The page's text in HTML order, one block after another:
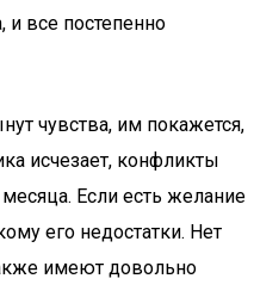
и все постепенно
чувства, им покажется,
исчезает, конфликты
Если есть желание
его недостатки. Нет
имеют довольно